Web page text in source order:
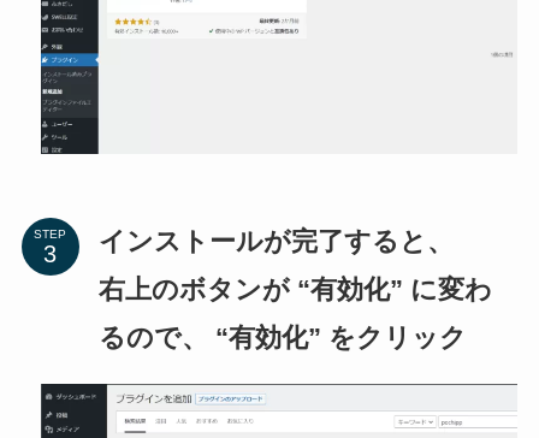
STEP
インストールが完了すると、
右上のボタンが “有効化” に変わ
るので、 “有効化” をクリック